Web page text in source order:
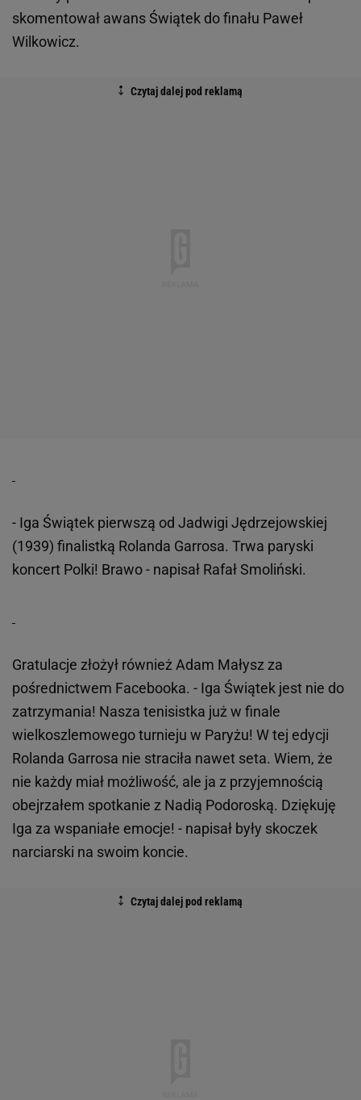
skomentował awans Świątek do finału Paweł
Wilkowicz.
- Iga Świątek pierwszą od Jadwigi Jędrzejowskiej
(1939) finalistką Rolanda Garrosa. Trwa paryski
koncert Polki! Brawo - napisał Rafał Smoliński.
Gratulacje złożył również Adam Małysz za
pośrednictwem Facebooka. - Iga Świątek jest nie do
zatrzymania! Nasza tenisistka już w finale
wielkoszlemowego turnieju w Paryżu! W tej edycji
Rolanda Garrosa nie straciła nawet seta. Wiem, że
nie każdy miał możliwość, ale ja z przyjemnością
obejrzałem spotkanie z Nadią Podoroską. Dziękuję
Iga za wspaniałe emocje! - napisał były skoczek
narciarski na swoim koncie.